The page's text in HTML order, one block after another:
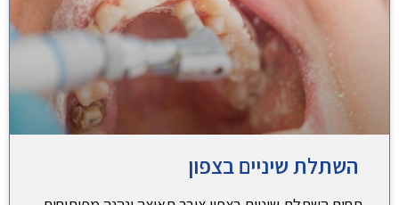
השתלת שיניים בצפון